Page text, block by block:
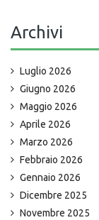
Archivi
Luglio 2026
Giugno 2026
Maggio 2026
Aprile 2026
Marzo 2026
Febbraio 2026
Gennaio 2026
Dicembre 2025
Novembre 2025